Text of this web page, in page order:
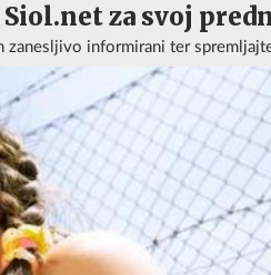
za svoj
zanesljivo informirani ter